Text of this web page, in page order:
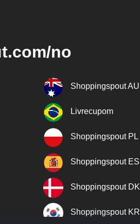
no
Shoppingspout AU
Livrecupom
Shoppingspout PL
Shoppingspout ES
Shoppingspout DK
Shoppingspout KR